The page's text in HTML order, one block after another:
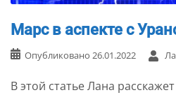
Марс в аспекте с
Опубликовано 26.01.2022
В этой статье Лана